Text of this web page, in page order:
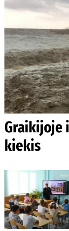
Graikijoje
kiekis